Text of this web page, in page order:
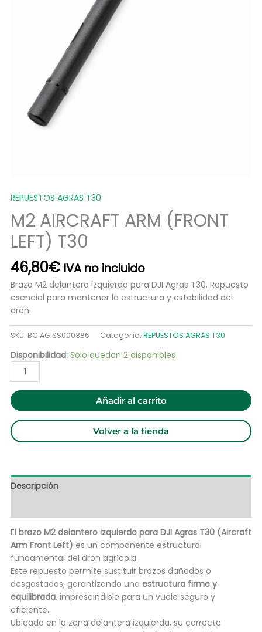
REPUESTOS AGRAS T30
M2 AIRCRAFT ARM (FRONT
LEFT) T30
46,80€ IVA no incluido
Brazo M2 delantero izquierdo para DJI Agras T30. Repuesto
esencial para mantener la estructura y estabilidad del
dron.
SKU: BC.AG.SS000386 Categoría: REPUESTOS AGRAS T30
Disponibilidad: Solo quedan 2 disponibles
Añadir al carrito
Volver a la tienda
Descripción
El brazo M2 delantero izquierdo para DJI Agras T30 (Aircraft
Arm Front Left) es un componente estructural
fundamental del dron agrícola.
Este repuesto permite sustituir brazos dañados o
desgastados, garantizando una estructura firme y
equilibrada, imprescindible para un vuelo seguro y
eficiente.
Ubicado en la zona delantera izquierda, su correcto